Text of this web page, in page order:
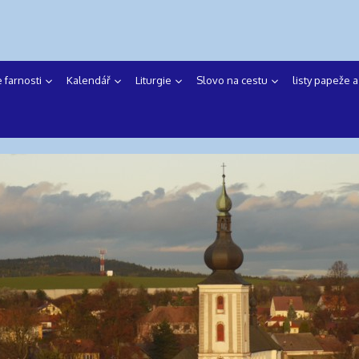
farnosti Kalendář Liturgie Slovo na cestu listy papeže